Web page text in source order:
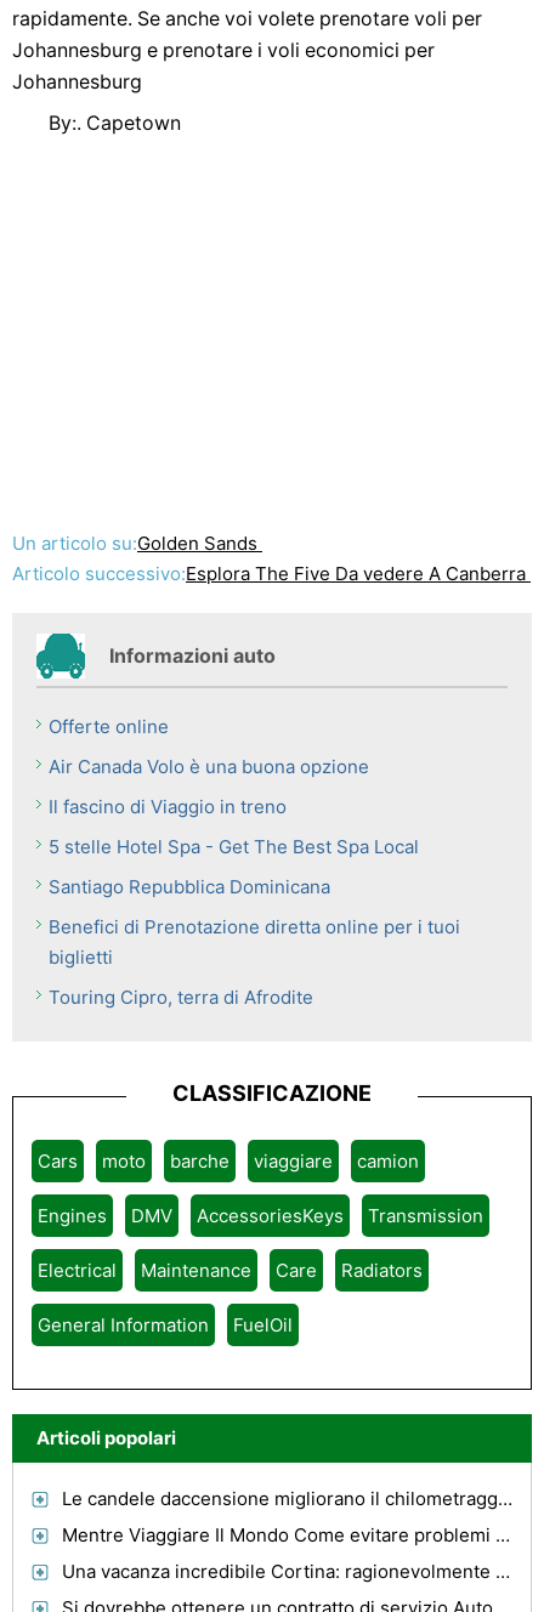
rapidamente. Se anche voi volete prenotare voli per
Johannesburg e prenotare i voli economici per
Johannesburg
By:. Capetown
Un articolo su:Golden Sands
Articolo successivo:Esplora The Five Da vedere A Canberra
Informazioni auto
Offerte online
Air Canada Volo è una buona opzione
Il fascino di Viaggio in treno
5 stelle Hotel Spa - Get The Best Spa Local
Santiago Repubblica Dominicana
Benefici di Prenotazione diretta online per i tuoi
biglietti
Touring Cipro, terra di Afrodite
CLASSIFICAZIONE
Cars moto barche viaggiare camion
Engines DMV AccessoriesKeys Transmission
Electrical Maintenance Care Radiators
General Information FuelOil
Articoli popolari
Le candele daccensione migliorano il chilometraggio del gas?
Mentre Viaggiare Il Mondo Come evitare problemi è semplicemente difficile
Una vacanza incredibile Cortina: ragionevolmente Exclusive Winter Resort